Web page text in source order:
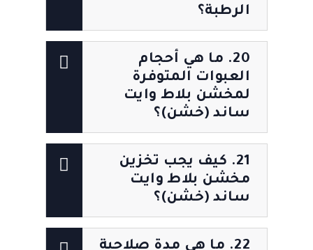
الرطبة؟
20. ما هي أحجام
العبوات المتوفرة
لمخشن بلاط وايت
ساند (خشن)؟
21. كيف يجب تخزين
مخشن بلاط وايت
ساند (خشن)؟
22. ما هي مدة صلاحية